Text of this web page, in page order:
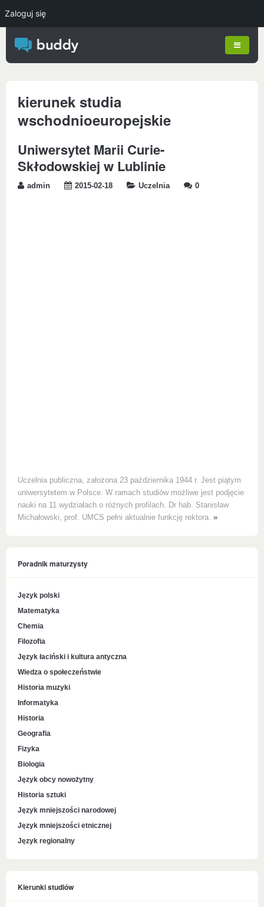
kierunek studia
wschodnioeuropejskie
Uniwersytet Marii Curie-
Skłodowskiej w Lublinie
admin 2015-02-18 Uczelnia 0
Uczelnia publiczna, założona 23 października 1944 r. Jest piątym
uniwersytetem w Polsce. W ramach studiów możliwe jest podjęcie
nauki na 11 wydziałach o różnych profilach. Dr hab. Stanisław
Michałowski, prof. UMCS pełni aktualnie funkcję rektora. »
Poradnik maturzysty
Język polski
Matematyka
Chemia
Filozofia
Język łaciński i kultura antyczna
Wiedza o społeczeństwie
Historia muzyki
Informatyka
Historia
Geografia
Fizyka
Biologia
Język obcy nowożytny
Historia sztuki
Język mniejszości narodowej
Język mniejszości etnicznej
Język regionalny
Kierunki studiów
Zaloguj się